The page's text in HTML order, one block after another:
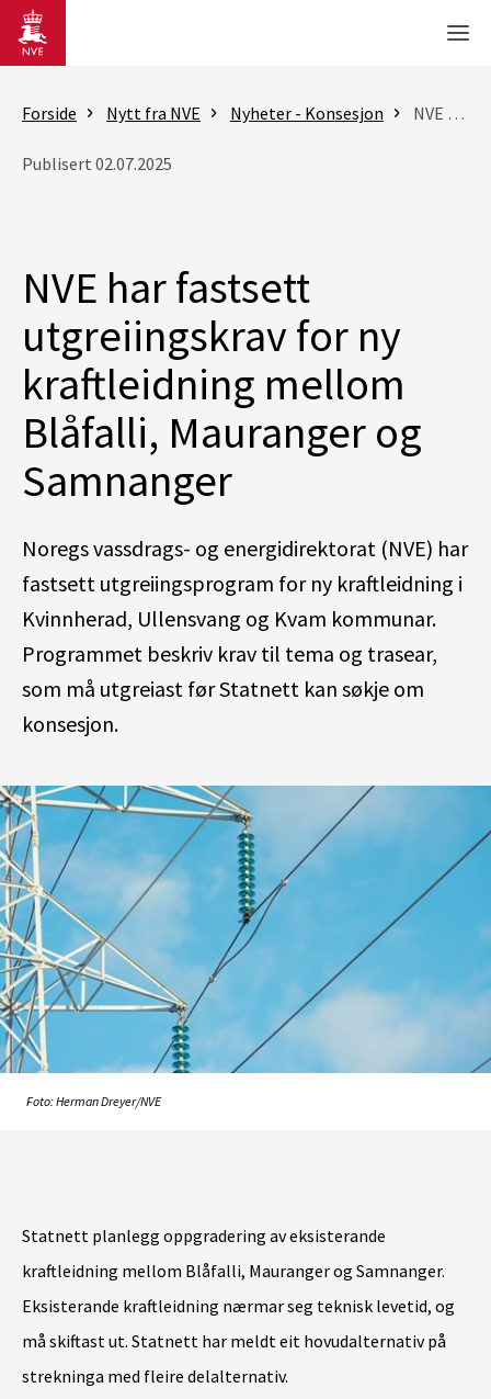
Gå til hovedinnhold
Forside Nytt fra NVE Nyheter - Konsesjon NVE har fastsett utgreiingskrav for ny kraftleidning mellom Blåfalli, Mauranger og Samnanger
Publisert 02.07.2025
NVE har fastsett
utgreiingskrav for ny
kraftleidning mellom
Blåfalli, Mauranger og
Samnanger
Noregs vassdrags- og energidirektorat (NVE) har
fastsett utgreiingsprogram for ny kraftleidning i
Kvinnherad, Ullensvang og Kvam kommunar.
Programmet beskriv krav til tema og trasear,
som må utgreiast før Statnett kan søkje om
konsesjon.
Foto: Herman Dreyer/NVE
Statnett planlegg oppgradering av eksisterande
kraftleidning mellom Blåfalli, Mauranger og Samnanger.
Eksisterande kraftleidning nærmar seg teknisk levetid, og
må skiftast ut. Statnett har meldt eit hovudalternativ på
strekninga med fleire delalternativ.